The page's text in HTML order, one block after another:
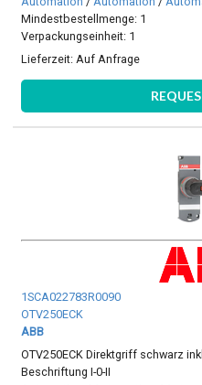
Mindestbestellmenge: 1
Verpackungseinheit: 1
Lieferzeit:Auf Anfrage
1SCA022783R0090
OTV250ECK
ABB
OTV250ECK Direktgriff schwarz
Beschriftung I-0-II